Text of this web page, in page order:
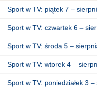
Sport w TV: piątek 7 –
Sport w TV: czwartek 6 –
Sport w TV: środa 5 –
Sport w TV: wtorek 4 –
Sport w TV: poniedziałek 3